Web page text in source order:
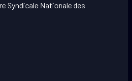
Syndicale Nationale des